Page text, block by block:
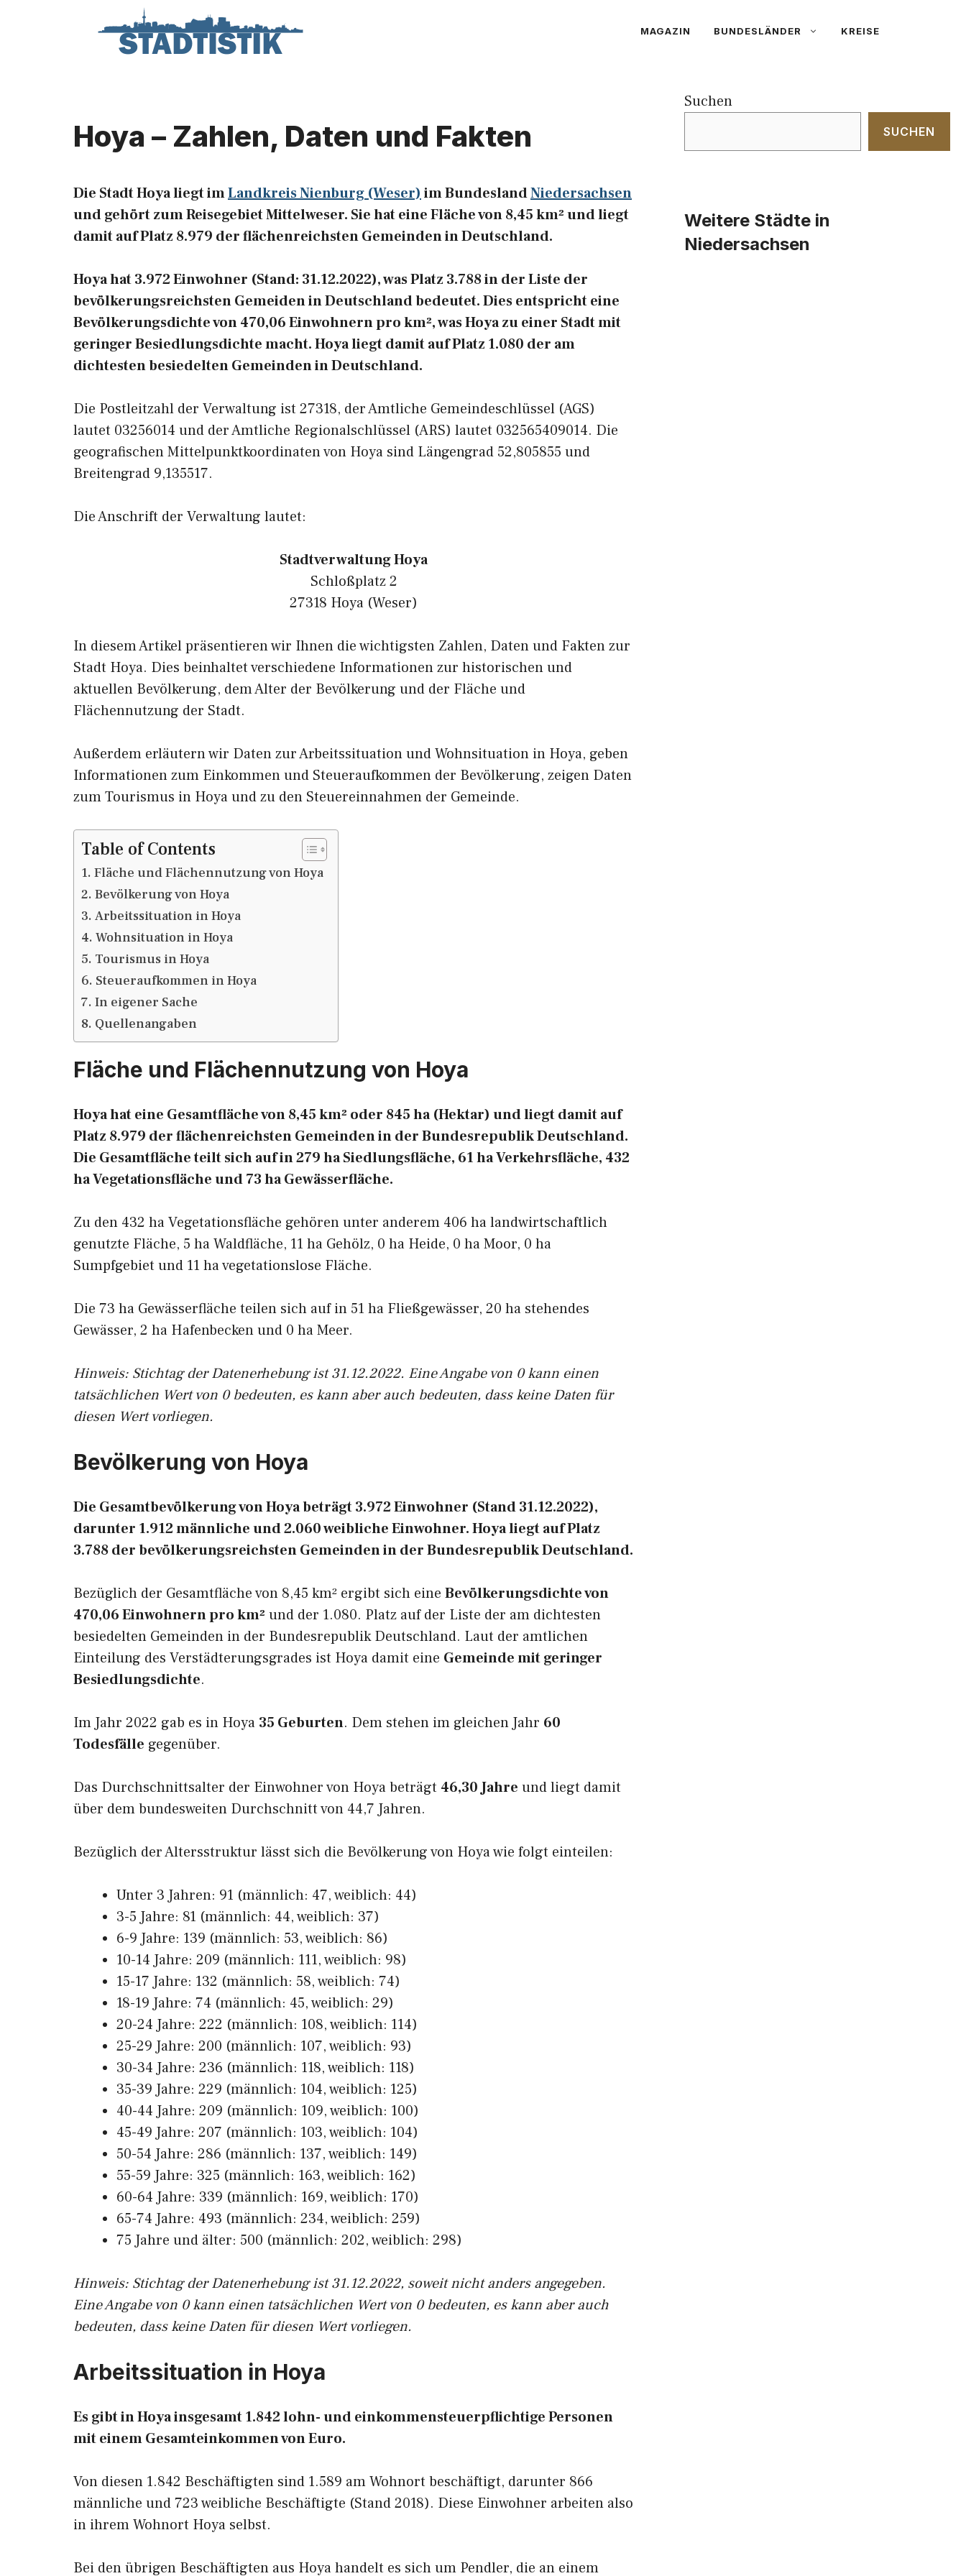
MAGAZIN BUNDESLÄNDER KREISE
Hoya – Zahlen, Daten und Fakten
Die Stadt Hoya liegt imLandkreis Nienburg (Weser) im BundeslandNiedersachsen
und gehört zum Reisegebiet Mittelweser. Sie hat eine Fläche von 8,45 km² und liegt
damit auf Platz 8.979 der flächenreichsten Gemeinden in Deutschland.
Hoya hat 3.972 Einwohner (Stand: 31.12.2022), was Platz 3.788 in der Liste der
bevölkerungsreichsten Gemeiden in Deutschland bedeutet. Dies entspricht eine
Bevölkerungsdichte von 470,06 Einwohnern pro km², was Hoya zu einer Stadt mit
geringer Besiedlungsdichte macht. Hoya liegt damit auf Platz 1.080 der am
dichtesten besiedelten Gemeinden in Deutschland.
Die Postleitzahl der Verwaltung ist 27318, der Amtliche Gemeindeschlüssel (AGS)
lautet 03256014 und der Amtliche Regionalschlüssel (ARS) lautet 032565409014. Die
geografischen Mittelpunktkoordinaten von Hoya sind Längengrad 52,805855 und
Breitengrad 9,135517.
Die Anschrift der Verwaltung lautet:
Stadtverwaltung Hoya
Schloßplatz 2
27318 Hoya (Weser)
In diesem Artikel präsentieren wir Ihnen die wichtigsten Zahlen, Daten und Fakten zur
Stadt Hoya. Dies beinhaltet verschiedene Informationen zur historischen und
aktuellen Bevölkerung, dem Alter der Bevölkerung und der Fläche und
Flächennutzung der Stadt.
Außerdem erläutern wir Daten zur Arbeitssituation und Wohnsituation in Hoya, geben
Informationen zum Einkommen und Steueraufkommen der Bevölkerung, zeigen Daten
zum Tourismus in Hoya und zu den Steuereinnahmen der Gemeinde.
Table of Contents
Fläche und Flächennutzung von Hoya
Bevölkerung von Hoya
Arbeitssituation in Hoya
Wohnsituation in Hoya
Tourismus in Hoya
Steueraufkommen in Hoya
In eigener Sache
Quellenangaben
Fläche und Flächennutzung von Hoya
Hoya hat eine Gesamtfläche von 8,45 km² oder 845 ha (Hektar) und liegt damit auf
Platz 8.979 der flächenreichsten Gemeinden in der Bundesrepublik Deutschland.
Die Gesamtfläche teilt sich auf in 279 ha Siedlungsfläche, 61 ha Verkehrsfläche, 432
ha Vegetationsfläche und 73 ha Gewässerfläche.
Zu den 432 ha Vegetationsfläche gehören unter anderem 406 ha landwirtschaftlich
genutzte Fläche, 5 ha Waldfläche, 11 ha Gehölz, 0 ha Heide, 0 ha Moor, 0 ha
Sumpfgebiet und 11 ha vegetationslose Fläche.
Die 73 ha Gewässerfläche teilen sich auf in 51 ha Fließgewässer, 20 ha stehendes
Gewässer, 2 ha Hafenbecken und 0 ha Meer.
Hinweis: Stichtag der Datenerhebung ist 31.12.2022. Eine Angabe von 0 kann einen
tatsächlichen Wert von 0 bedeuten, es kann aber auch bedeuten, dass keine Daten für
diesen Wert vorliegen.
Bevölkerung von Hoya
Die Gesamtbevölkerung von Hoya beträgt 3.972 Einwohner (Stand 31.12.2022),
darunter 1.912 männliche und 2.060 weibliche Einwohner. Hoya liegt auf Platz
3.788 der bevölkerungsreichsten Gemeinden in der Bundesrepublik Deutschland.
Bezüglich der Gesamtfläche von 8,45 km² ergibt sich eine Bevölkerungsdichte von
470,06 Einwohnern pro km² und der 1.080. Platz auf der Liste der am dichtesten
besiedelten Gemeinden in der Bundesrepublik Deutschland. Laut der amtlichen
Einteilung des Verstädterungsgrades ist Hoya damit eine Gemeinde mit geringer
Besiedlungsdichte.
Im Jahr 2022 gab es in Hoya 35 Geburten. Dem stehen im gleichen Jahr 60
Todesfälle gegenüber.
Das Durchschnittsalter der Einwohner von Hoya beträgt 46,30 Jahre und liegt damit
über dem bundesweiten Durchschnitt von 44,7 Jahren.
Bezüglich der Altersstruktur lässt sich die Bevölkerung von Hoya wie folgt einteilen:
Unter 3 Jahren: 91 (männlich: 47, weiblich: 44)
3-5 Jahre: 81 (männlich: 44, weiblich: 37)
6-9 Jahre: 139 (männlich: 53, weiblich: 86)
10-14 Jahre: 209 (männlich: 111, weiblich: 98)
15-17 Jahre: 132 (männlich: 58, weiblich: 74)
18-19 Jahre: 74 (männlich: 45, weiblich: 29)
20-24 Jahre: 222 (männlich: 108, weiblich: 114)
25-29 Jahre: 200 (männlich: 107, weiblich: 93)
30-34 Jahre: 236 (männlich: 118, weiblich: 118)
35-39 Jahre: 229 (männlich: 104, weiblich: 125)
40-44 Jahre: 209 (männlich: 109, weiblich: 100)
45-49 Jahre: 207 (männlich: 103, weiblich: 104)
50-54 Jahre: 286 (männlich: 137, weiblich: 149)
55-59 Jahre: 325 (männlich: 163, weiblich: 162)
60-64 Jahre: 339 (männlich: 169, weiblich: 170)
65-74 Jahre: 493 (männlich: 234, weiblich: 259)
75 Jahre und älter: 500 (männlich: 202, weiblich: 298)
Hinweis: Stichtag der Datenerhebung ist 31.12.2022, soweit nicht anders angegeben.
Eine Angabe von 0 kann einen tatsächlichen Wert von 0 bedeuten, es kann aber auch
bedeuten, dass keine Daten für diesen Wert vorliegen.
Arbeitssituation in Hoya
Es gibt in Hoya insgesamt 1.842 lohn- und einkommensteuerpflichtige Personen
mit einem Gesamteinkommen von Euro.
Von diesen 1.842 Beschäftigten sind 1.589 am Wohnort beschäftigt, darunter 866
männliche und 723 weibliche Beschäftigte (Stand 2018). Diese Einwohner arbeiten also
in ihrem Wohnort Hoya selbst.
Bei den übrigen Beschäftigten aus Hoya handelt es sich um Pendler, die an einem
Suchen
SUCHEN
Weitere Städte in
Niedersachsen